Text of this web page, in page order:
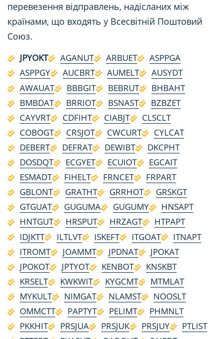
перевезення відправлень, надісланих між
країнами, що входять у Всесвітній Поштовий
Союз.
JPYOKT AGANUT ARBUET
ASPPGA
ASPPGY
AUCBRT AUMELT
AUSYDT
AWAUAT
BBBGIT BEBRUT
BHBAHT
BMBDAT
BRRIOT BSNAST
BZBZET
CAYVRT
CDFIHT CIABJT
CLSCLT
COBOGT
CRSJOT CWCURT
CYLCAT
DEBERT
DEFRAT DEWIBT
DKCPHT
DOSDQT
ECGYET ECUIOT
EGCAIT
ESMADT
FIHELT FRNCET
FRPART
GBLONT
GRATHT GRRHOT
GRSKGT
GTGUAT
GUGUMA GUGUMY
HNSAPT
HNTGUT
HRSPUT HRZAGT
HTPAPT
IDJKTT
ILTLVT ISKEFT ITGOAT
ITNAPT
ITROMT
JOAMMT JPDNAT
JPOKAT
JPOKOT
JPTYOT KENBOT
KNSKBT
KRSELT
KWKWIT KYGCMT
MTMLAT
MYKULT
NIMGAT NLAMST
NOOSLT
OMMCTT
PAPTYT PELIMT
PHMNLT
PKKHIT
PRSJUA PRSJUK PRSJUY
PTLIST